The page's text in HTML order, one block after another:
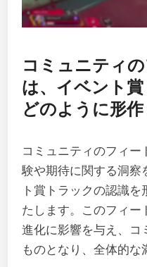
コミュニティ
は、イベント
どのように形
コミュニティのフィ
験や期待に関する洞察
ト賞トラックの認識
たします。このフィー
進化に影響を与え、コ
ものとなり、全体的な